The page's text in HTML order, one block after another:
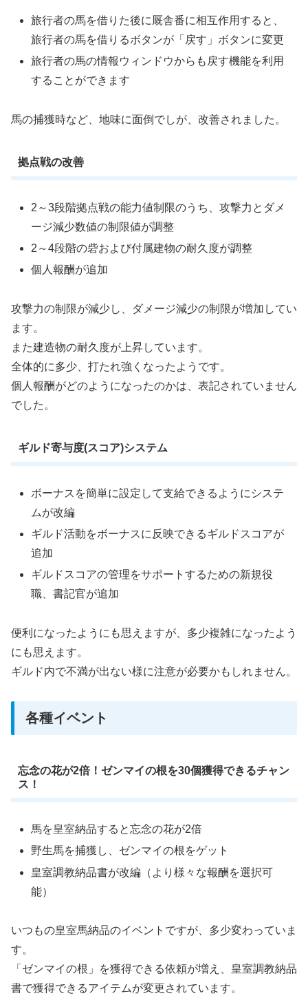
旅行者の馬を借りた後に厩舎番に相互作用すると、
旅行者の馬を借りるボタンが「戻す」ボタンに変更
旅行者の馬の情報ウィンドウからも戻す機能を利用
することができます
馬の捕獲時など、地味に面倒でしが、改善されました。
拠点戦の改善
2～3段階拠点戦の能力値制限のうち、攻撃力とダメ
ージ減少数値の制限値が調整
2～4段階の砦および付属建物の耐久度が調整
個人報酬が追加
攻撃力の制限が減少し、ダメージ減少の制限が増加してい
ます。
また建造物の耐久度が上昇しています。
全体的に多少、打たれ強くなったようです。
個人報酬がどのようになったのかは、表記されていません
でした。
ギルド寄与度(スコア)システム
ボーナスを簡単に設定して支給できるようにシステ
ムが改編
ギルド活動をボーナスに反映できるギルドスコアが
追加
ギルドスコアの管理をサポートするための新規役
職、書記官が追加
便利になったようにも思えますが、多少複雑になったよう
にも思えます。
ギルド内で不満が出ない様に注意が必要かもしれません。
各種イベント
忘念の花が2倍！ゼンマイの根を30個獲得できるチャン
ス！
馬を皇室納品すると忘念の花が2倍
野生馬を捕獲し、ゼンマイの根をゲット
皇室調教納品書が改編（より様々な報酬を選択可
能）
いつもの皇室馬納品のイベントですが、多少変わっていま
す。
「ゼンマイの根」を獲得できる依頼が増え、皇室調教納品
書で獲得できるアイテムが変更されています。